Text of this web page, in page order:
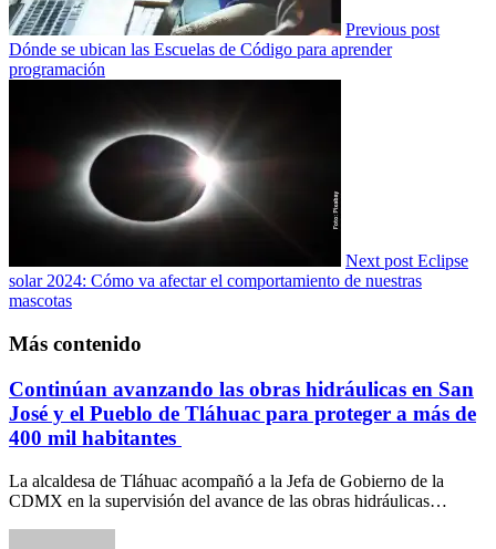
Previous post
Dónde se ubican las Escuelas de Código para aprender
programación
Next post Eclipse
solar 2024: Cómo va afectar el comportamiento de nuestras
mascotas
Más contenido
Continúan avanzando las obras hidráulicas en San
José y el Pueblo de Tláhuac para proteger a más de
400 mil habitantes
La alcaldesa de Tláhuac acompañó a la Jefa de Gobierno de la
CDMX en la supervisión del avance de las obras hidráulicas…